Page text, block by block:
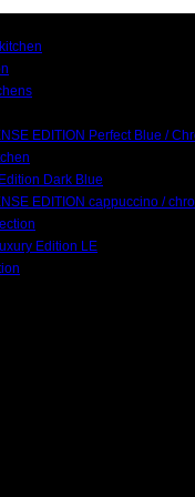
EDITION Perfect Blue /
Dark Blue
EDITION cappuccino /
Edition LE